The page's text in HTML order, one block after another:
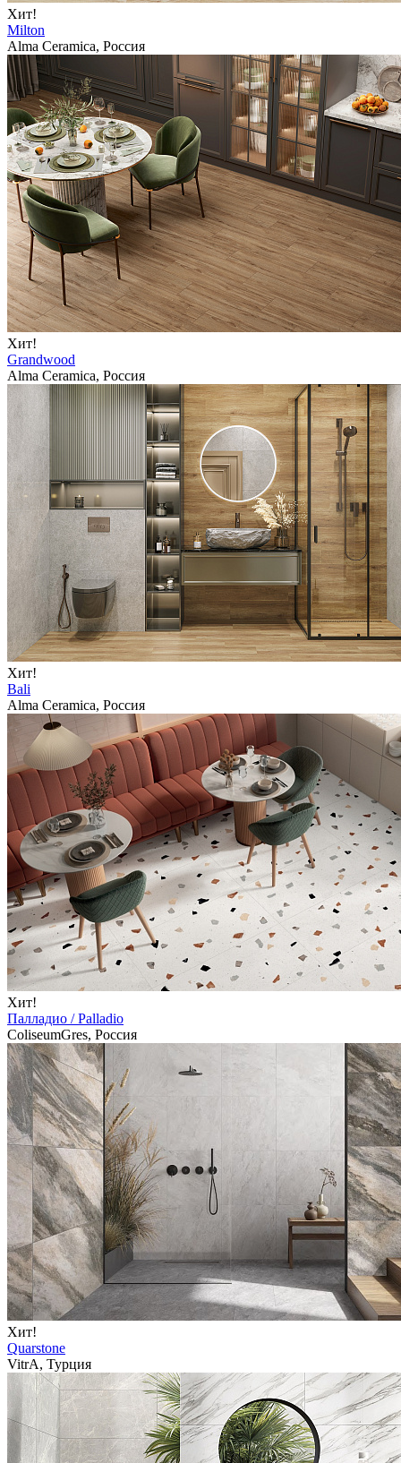
Хит!
Milton
Alma Ceramica, Россия
Хит!
Grandwood
Alma Ceramica, Россия
Хит!
Bali
Alma Ceramica, Россия
Хит!
Палладио / Palladio
ColiseumGres, Россия
Хит!
Quarstone
VitrA, Турция